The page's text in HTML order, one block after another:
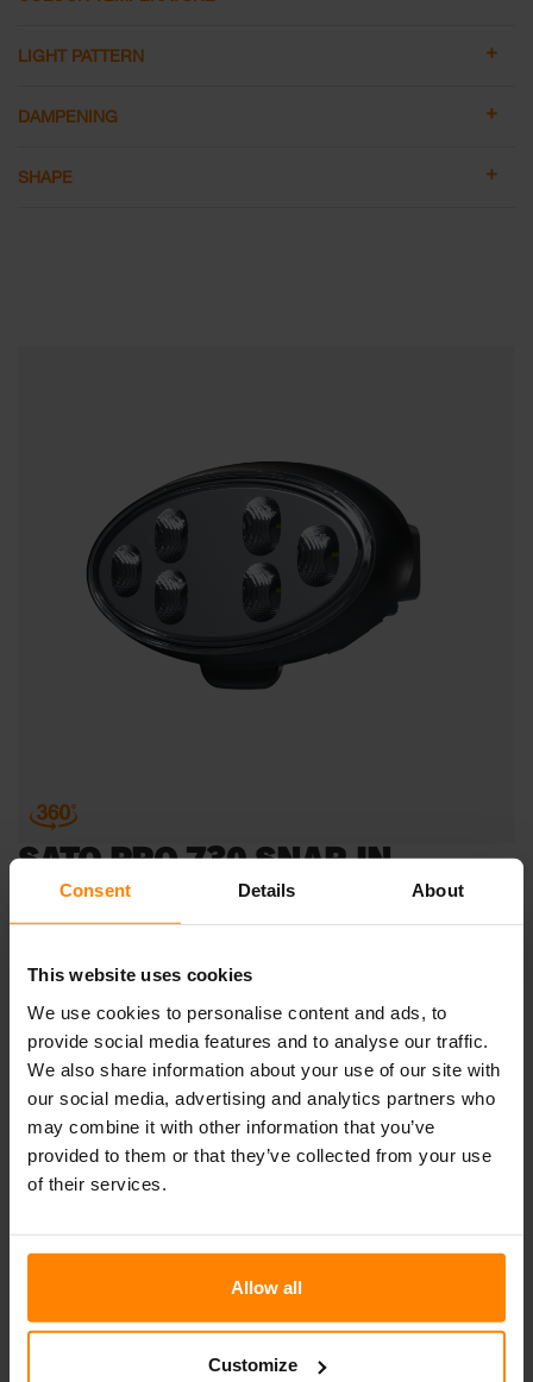
Consent Details About
This website uses cookies
We use cookies to personalise content and ads, to
provide social media features and to analyse our traffic.
We also share information about your use of our site with
our social media, advertising and analytics partners who
may combine it with other information that you’ve
provided to them or that they’ve collected from your use
of their services.
Allow all
Customize
LIGHT PATTERN
DAMPENING
SHAPE
SATO PRO 730 SNAP-IN
With a light pattern optimized for tractors and other
excellent chemical resistance, the Sato PRO 730 Snap-In
rendering that allows you to see clearly and easily
distinguish different materials, this work light will make
your job easier and more efficient. Unwanted electrical
interference will not compromise the operation of your
vehicle as this light is ECE R10-approved. The hassle-free
Sato PRO 730 Snap-In is a plug-and-play replacement for
other oval work lights on the market. An excellent fit for
agriculture, the Sato PRO 730 Snap-In withstands
Télécharger la fiche produit